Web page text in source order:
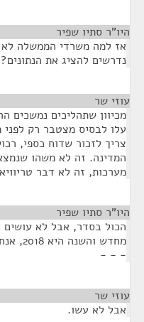
היו"ר סתיו שפיר
אז למה משרדי הממשלה
נדרשים להציג את הנתונים?
עוזי שר
מכיוון שתהליכים נמשכים
עלו לבסיס מצטבר רק
צריך לזכור שדוח כספי,
המדינה. זה לא משהו
מערכות, זה לא דבר
היו"ר סתיו שפיר
הכול בסדר, אבל לא
- - -
עוזי שר
אבל לא עשו.